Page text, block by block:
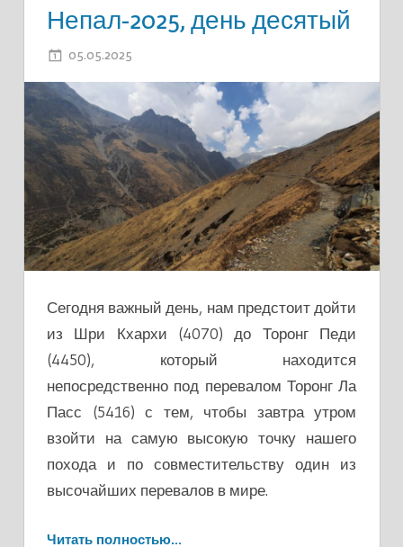
Непал-2025, день десятый
05.05.2025
Сегодня важный день, нам предстоит дойти
из Шри Кхархи (4070) до Торонг Педи
(4450), который находится
непосредственно под перевалом Торонг Ла
Пасс (5416) с тем, чтобы завтра утром
взойти на самую высокую точку нашего
похода и по совместительству один из
высочайших перевалов в мире.
Читать полностью…